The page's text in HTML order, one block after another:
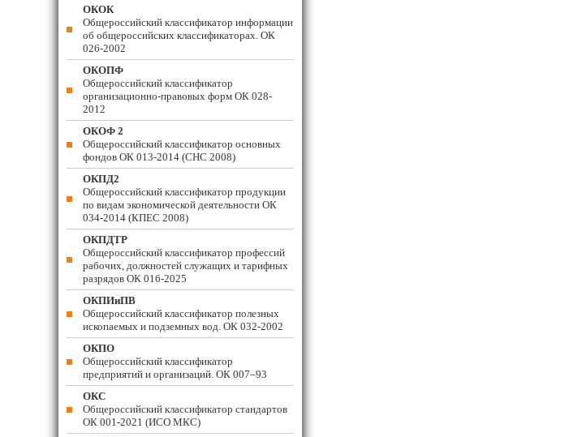
ОКОК
Общероссийский классификатор информации
об общероссийских классификаторах. ОК
026-2002
ОКОПФ
Общероссийский классификатор
организационно-правовых форм ОК 028-
2012
ОКОФ 2
Общероссийский классификатор основных
фондов ОК 013-2014 (СНС 2008)
ОКПД2
Общероссийский классификатор продукции
по видам экономической деятельности ОК
034-2014 (КПЕС 2008)
ОКПДТР
Общероссийский классификатор профессий
рабочих, должностей служащих и тарифных
разрядов ОК 016-2025
ОКПИиПВ
Общероссийский классификатор полезных
ископаемых и подземных вод. ОК 032-2002
ОКПО
Общероссийский классификатор
предприятий и организаций. ОК 007–93
ОКС
Общероссийский классификатор стандартов
ОК 001-2021 (ИСО МКС)